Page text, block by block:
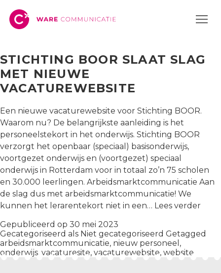
TAG:
STICHTING BOOR SLAAT SLAG
MET NIEUWE
VACATUREWEBSITE
Een nieuwe vacaturewebsite voor Stichting BOOR.
Waarom nu? De belangrijkste aanleiding is het
personeelstekort in het onderwijs. Stichting BOOR
verzorgt het openbaar (speciaal) basisonderwijs,
voortgezet onderwijs en (voortgezet) speciaal
onderwijs in Rotterdam voor in totaal zo’n 75 scholen
en 30.000 leerlingen. Arbeidsmarktcommunicatie Aan
de slag dus met arbeidsmarktcommunicatie! We
kunnen het lerarentekort niet in een… Lees verder
slaat
Gepubliceerd op 30 mei 2023
Gecategoriseerd als Niet gecategoriseerd Getagged
arbeidsmarktcommunicatie, nieuw personeel ,
onderwijs, vacaturesite, vacaturewebsite, website